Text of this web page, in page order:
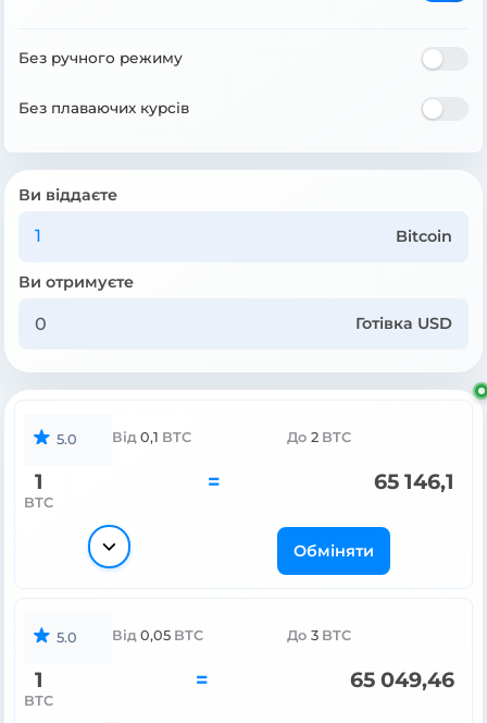
Без ручного режиму
Без плаваючих курсів
Ви віддаєте
Bitcoin
Ви отримуєте
Готівка USD
5.0 Від 0,1 BTC До 2 BTC
1
BTC
= 65 146,1
Обміняти
5.0 Від 0,05 BTC До 3 BTC
1
BTC
= 65 049,46